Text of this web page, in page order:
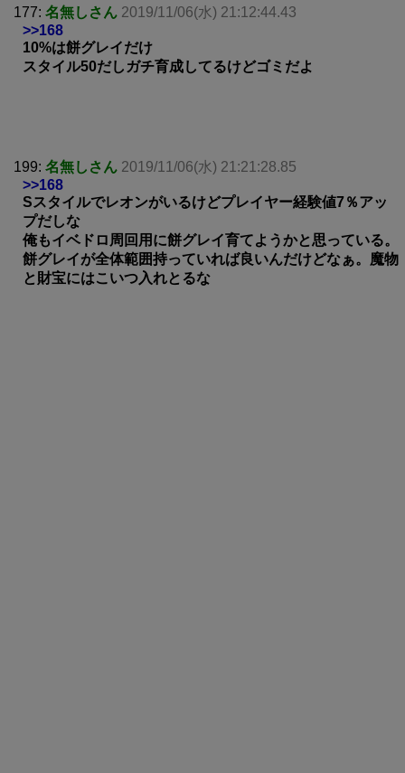
177: 名無しさん 2019/11/06(水) 21:12:44.43
>>168
10%は餅グレイだけ
スタイル50だしガチ育成してるけどゴミだよ
199: 名無しさん 2019/11/06(水) 21:21:28.85
>>168
Sスタイルでレオンがいるけどプレイヤー経験値7％アッ
プだしな
俺もイベドロ周回用に餅グレイ育てようかと思っている。
餅グレイが全体範囲持っていれば良いんだけどなぁ。魔物
と財宝にはこいつ入れとるな